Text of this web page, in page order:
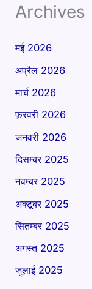
Archives
मई 2026
अप्रैल 2026
मार्च 2026
फ़रवरी 2026
जनवरी 2026
दिसम्बर 2025
नवम्बर 2025
अक्टूबर 2025
सितम्बर 2025
अगस्त 2025
जुलाई 2025